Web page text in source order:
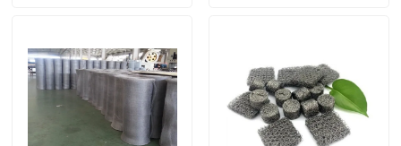
Tentang Kami